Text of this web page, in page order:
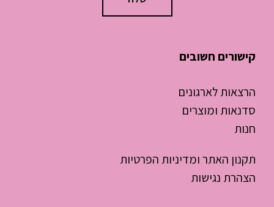
קישורים חשובים
הרצאות לארגונים
סדנאות ומוצרים
חנות
תקנון האתר ומדיניות הפרטיות
הצהרת נגישות